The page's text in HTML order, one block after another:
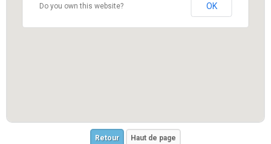
Do you own this website? OK
Retour Haut de page